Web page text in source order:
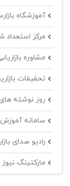
آموزشگاه
مرکز استعداد
مشاوره
تحقیقات
روز نوشته
سامانه آموزش
رادیو صدای
مارکتینگ نیوز